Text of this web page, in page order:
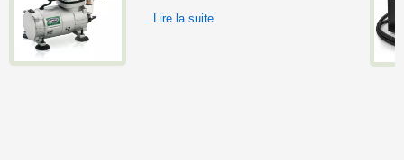
Lire la suite